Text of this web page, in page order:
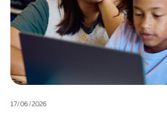
17/06/2026